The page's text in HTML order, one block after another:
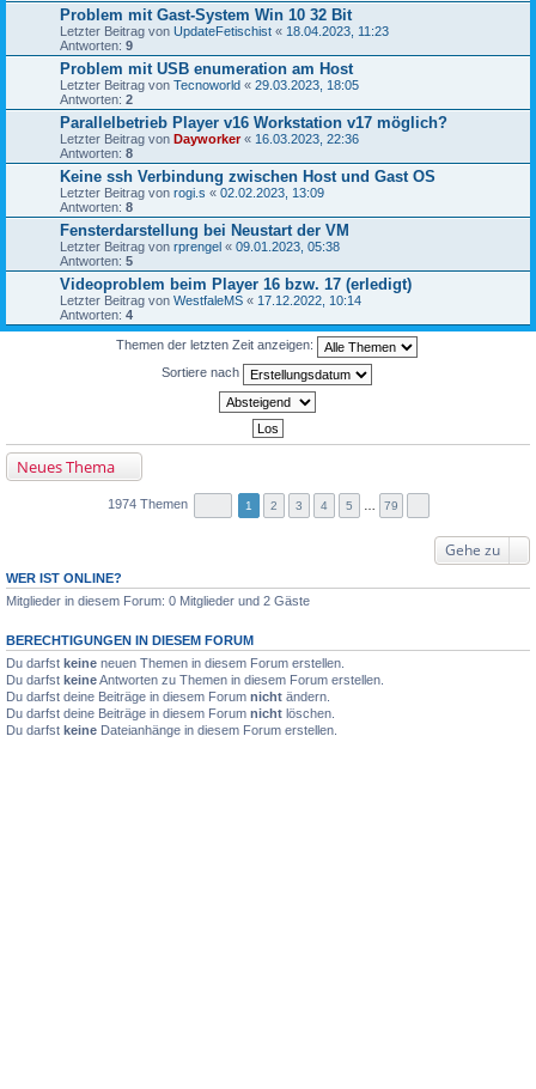
Problem mit Gast-System Win 10 32 Bit
Letzter Beitrag von UpdateFetischist « 18.04.2023, 11:23
Antworten: 9
Problem mit USB enumeration am Host
Letzter Beitrag von Tecnoworld « 29.03.2023, 18:05
Antworten: 2
Parallelbetrieb Player v16 Workstation v17 möglich?
Letzter Beitrag von Dayworker« 16.03.2023, 22:36
Antworten: 8
Keine ssh Verbindung zwischen Host und Gast OS
Letzter Beitrag von rogi.s « 02.02.2023, 13:09
Antworten: 8
Fensterdarstellung bei Neustart der VM
Letzter Beitrag von rprengel « 09.01.2023, 05:38
Antworten: 5
Videoproblem beim Player 16 bzw. 17 (erledigt)
Letzter Beitrag von WestfaleMS « 17.12.2022, 10:14
Antworten: 4
Themen der letzten Zeit anzeigen:
Sortiere nach
Neues Thema
1974 Themen 1 2 3 4 5 79
Gehe zu
WER IST ONLINE?
Mitglieder in diesem Forum: 0 Mitglieder und 2 Gäste
BERECHTIGUNGEN IN DIESEM FORUM
Du darfst keine neuen Themen in diesem Forum erstellen.
Du darfst keineAntworten zu Themen in diesem Forum erstellen.
Du darfst deine Beiträge in diesem Forum nicht ändern.
Du darfst deine Beiträge in diesem Forum nicht löschen.
Du darfst keine Dateianhänge in diesem Forum erstellen.